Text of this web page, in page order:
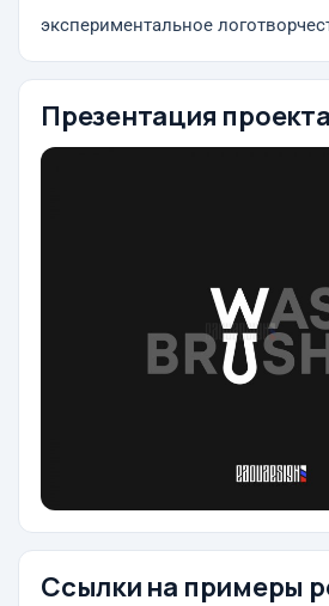
экспериментальное
Презентация проекта
Ссылки на примеры